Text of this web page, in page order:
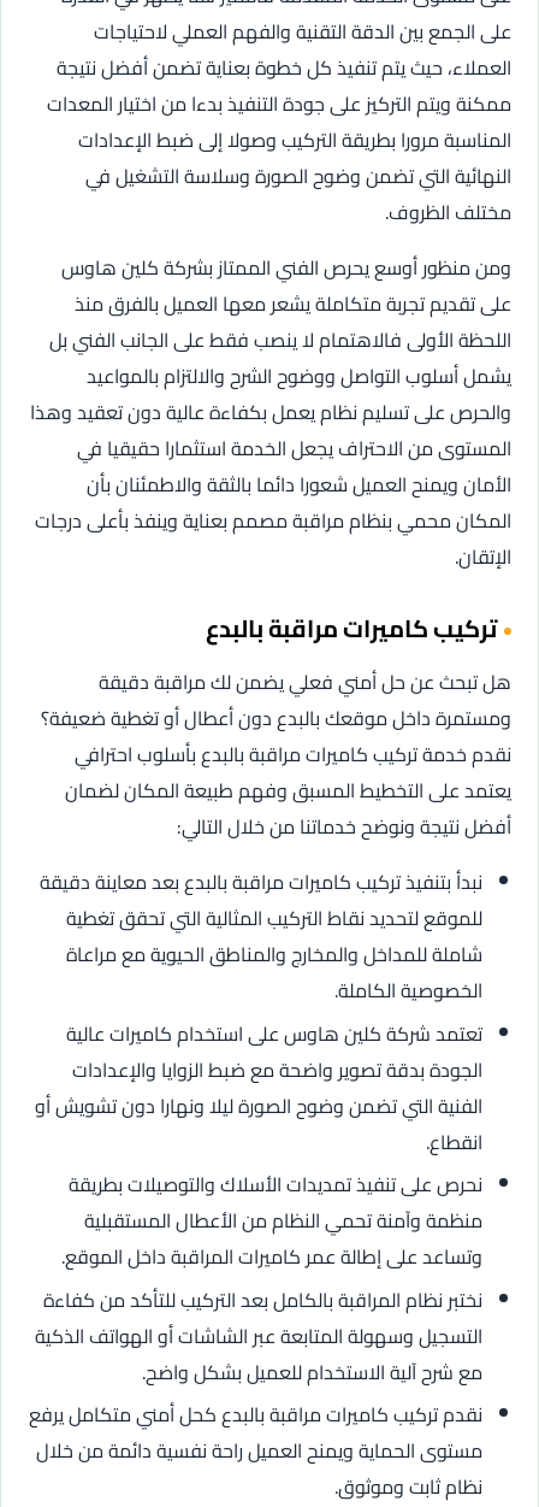
على الجمع بين الدقة التقنية والفهم العملي لاحتياجات
العملاء، حيث يتم تنفيذ كل خطوة بعناية تضمن أفضل نتيجة
ممكنة ويتم التركيز على جودة التنفيذ بدءا من اختيار المعدات
المناسبة مرورا بطريقة التركيب وصولا إلى ضبط الإعدادات
النهائية التي تضمن وضوح الصورة وسلاسة التشغيل في
مختلف الظروف.
ومن منظور أوسع يحرص الفني الممتاز بشركة كلين هاوس
على تقديم تجربة متكاملة يشعر معها العميل بالفرق منذ
اللحظة الأولى فالاهتمام لا ينصب فقط على الجانب الفني بل
يشمل أسلوب التواصل ووضوح الشرح والالتزام بالمواعيد
والحرص على تسليم نظام يعمل بكفاءة عالية دون تعقيد وهذا
المستوى من الاحتراف يجعل الخدمة استثمارا حقيقيا في
الأمان ويمنح العميل شعورا دائما بالثقة والاطمئنان بأن
المكان محمي بنظام مراقبة مصمم بعناية وينفذ بأعلى درجات
الإتقان.
تركيب كاميرات مراقبة بالبدع
هل تبحث عن حل أمني فعلي يضمن لك مراقبة دقيقة
ومستمرة داخل موقعك بالبدع دون أعطال أو تغطية ضعيفة؟
نقدم خدمة تركيب كاميرات مراقبة بالبدع بأسلوب احترافي
يعتمد على التخطيط المسبق وفهم طبيعة المكان لضمان
أفضل نتيجة ونوضح خدماتنا من خلال التالي:
نبدأ بتنفيذ تركيب كاميرات مراقبة بالبدع بعد معاينة دقيقة
للموقع لتحديد نقاط التركيب المثالية التي تحقق تغطية
شاملة للمداخل والمخارج والمناطق الحيوية مع مراعاة
الخصوصية الكاملة.
تعتمد شركة كلين هاوس على استخدام كاميرات عالية
الجودة بدقة تصوير واضحة مع ضبط الزوايا والإعدادات
الفنية التي تضمن وضوح الصورة ليلا ونهارا دون تشويش أو
انقطاع.
نحرص على تنفيذ تمديدات الأسلاك والتوصيلات بطريقة
منظمة وآمنة تحمي النظام من الأعطال المستقبلية
وتساعد على إطالة عمر كاميرات المراقبة داخل الموقع.
نختبر نظام المراقبة بالكامل بعد التركيب للتأكد من كفاءة
التسجيل وسهولة المتابعة عبر الشاشات أو الهواتف الذكية
مع شرح آلية الاستخدام للعميل بشكل واضح.
نقدم تركيب كاميرات مراقبة بالبدع كحل أمني متكامل يرفع
مستوى الحماية ويمنح العميل راحة نفسية دائمة من خلال
نظام ثابت وموثوق.